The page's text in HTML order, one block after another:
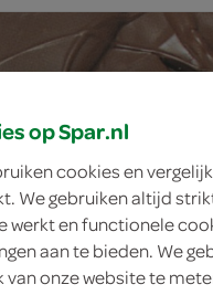
op Spar.nl
cookies en
We gebruiken altijd
werkt en functionele
aan te bieden. We
van onze website te